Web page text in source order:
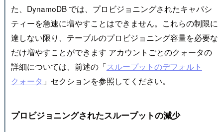
た、DynamoDB では、プロビジョニングされたキャパシ
ティーを急速に増やすことはできません。これらの制限に
達しない限り、テーブルのプロビジョニング容量を必要な
だけ増やすことができます アカウントごとのクォータの
詳細については、前述の「スループットのデフォルト
クォータ 」セクションを参照してください。
プロビジョニングされたスループットの減少